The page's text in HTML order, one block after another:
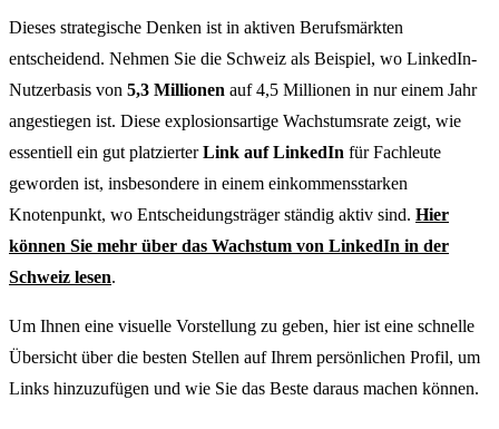
Dieses strategische Denken ist in aktiven Berufsmärkten
entscheidend. Nehmen Sie die Schweiz als Beispiel, wo LinkedIn-
Nutzerbasis von 5,3 Millionen auf 4,5 Millionen in nur einem Jahr
angestiegen ist. Diese explosionsartige Wachstumsrate zeigt, wie
essentiell ein gut platzierterLink auf LinkedIn für Fachleute
geworden ist, insbesondere in einem einkommensstarken
Knotenpunkt, wo Entscheidungsträger ständig aktiv sind. Hier
können Sie mehr über das Wachstum von LinkedIn in der
Schweiz lesen.
Um Ihnen eine visuelle Vorstellung zu geben, hier ist eine schnelle
Übersicht über die besten Stellen auf Ihrem persönlichen Profil, um
Links hinzuzufügen und wie Sie das Beste daraus machen können.